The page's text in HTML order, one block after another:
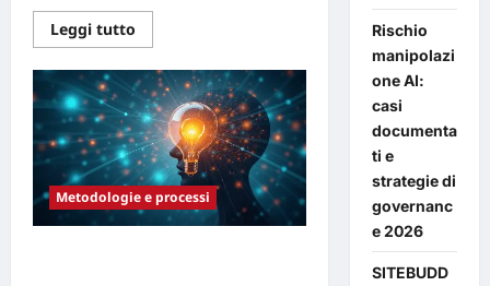
Leggi tutto
di
su
Lean
Startup
e
stabilità
aziendale:
un
equilibrio
possibile
Metodologie e processi
Rischio
manipolazi
one AI:
casi
documenta
ti e
strategie di
governanc
e 2026
SITEBUDD